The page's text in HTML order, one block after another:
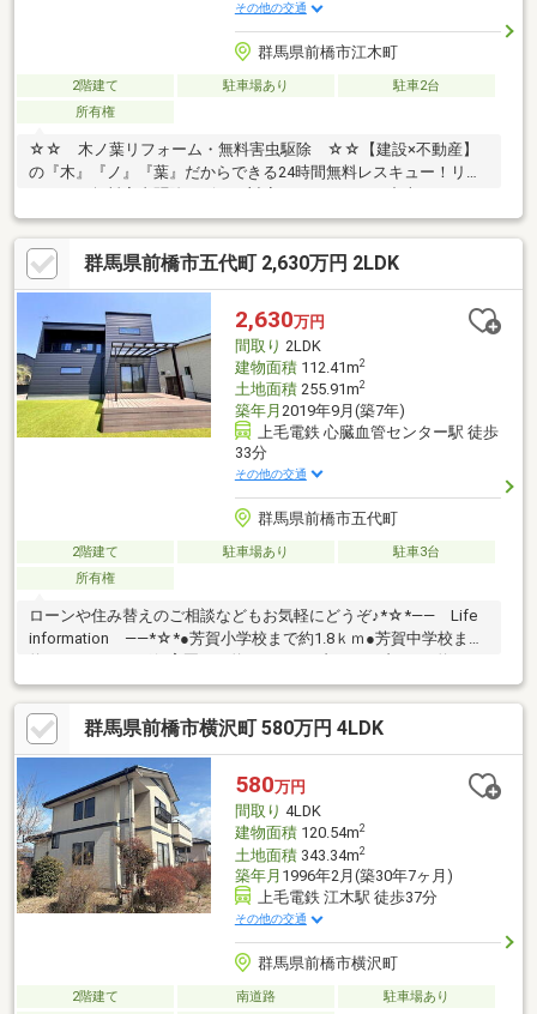
その他の交通
群馬県前橋市江木町
2階建て 駐車場あり
駐車2台
所有権
☆☆ 木ノ葉リフォーム・無料害虫駆除 ☆☆【建設×不動産】
の『木』『ノ』『葉』だからできる24時間無料レスキュー！リフ
ターサービスがついており、住んでからの安心をずっとお届けし
ます！内覧時に、無料相談・お見積りも物件ごとに作成可能！！
オウチ探しも、リフォームも一緒に相談できます！＼弊社には、
『きつね隊』・『ゴリラ隊』という無料かけつけサービスの仕組
みが、整っています♪／住んでからのお家トラブル、緊急対応も承
っております♪お家のこと、すべて木ノ葉プランニングにお任せく
ださい＾＾
群馬県前橋市五代町 2,630万円 2LDK
2,630万円
間取り 2LDK
建物面積112.41m2
土地面積255.91m2
築年月 2019年9月(築7年)
上毛電鉄 心臓血管センター駅 徒歩
33分
その他の交通
群馬県前橋市五代町
2階建て 駐車場あり
駐車3台
所有権
ローンや住み替えのご相談などもお気軽にどうぞ♪*☆*―― Life
information ――*☆*●芳賀小学校まで約1.8ｋｍ●芳賀中学校まで
約1.8ｋｍ●ふたば保育園まで約220ｍ●セブンイレブンまで約1.1ｋ
ｍ●ベイシアまで約3ｋｍ*☆*―― おすすめポイント ――*☆*・
スタイリッシュな外観の築浅物件！・愛車を雨風から守れるビル
トインガレージ◎・バルコニーからは前橋市内を一望できます♪・
夜にはキレイ夜景も楽しめる開放感のある眺望！・憧れのウッド
デッキにはサンルーフ付きで嬉しい☆・大容量の収納があり片付
け便利！・1～2人向けのお洒落ハウス(^^)/
群馬県前橋市横沢町 580万円 4LDK
580万円
間取り 4LDK
建物面積120.54m2
土地面積343.34m2
築年月 1996年2月(築30年7ヶ月)
上毛電鉄 江木駅 徒歩37分
その他の交通
群馬県前橋市横沢町
2階建て 南道路
駐車場あり